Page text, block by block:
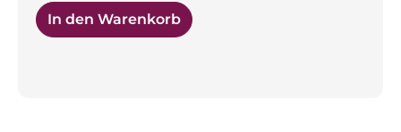
In den Warenkorb